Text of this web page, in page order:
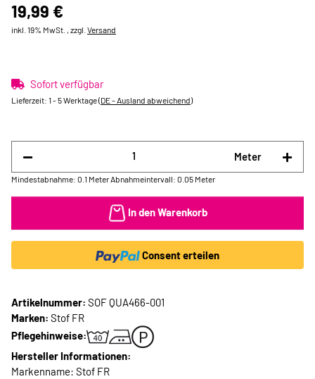
19,99 €
inkl. 19% MwSt. , zzgl. Versand
Sofort verfügbar
Lieferzeit: 1 - 5 Werktage(DE - Ausland abweichend)
Meter
Mindestabnahme: 0.1 Meter Abnahmeintervall: 0.05 Meter
In den Warenkorb
Consent erteilen
Artikelnummer: SOF QUA466-001
Marken: Stof FR
Pflegehinweise:
Hersteller Informationen:
Markenname: Stof FR